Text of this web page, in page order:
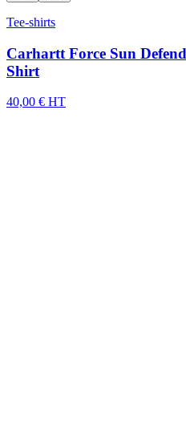
Tee-shirts
Carhartt Force Sun
Shirt
40,00 € HT